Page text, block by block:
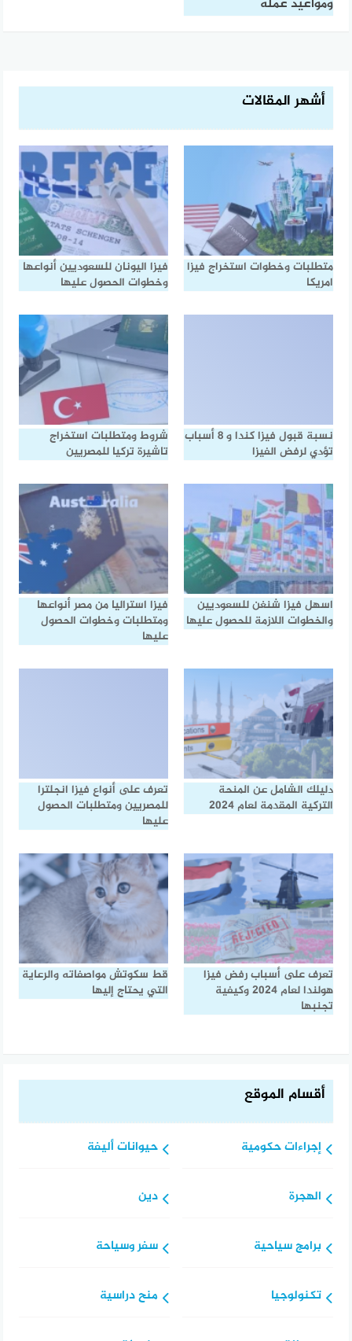
ومواعيد عمله
أشهر المقالات
متطلبات وخطوات استخراج فيزا
امريكا
فيزا اليونان للسعوديين أنواعها
وخطوات الحصول عليها
نسبة قبول فيزا كندا و 8 أسباب
تؤدي لرفض الفيزا
شروط ومتطلبات استخراج
تاشيرة تركيا للمصريين
اسهل فيزا شنغن للسعوديين
والخطوات اللازمة للحصول عليها
فيزا استراليا من مصر أنواعها
ومتطلبات وخطوات الحصول
عليها
دليلك الشامل عن المنحة
التركية المقدمة لعام 2024
تعرف على أنواع فيزا انجلترا
للمصريين ومتطلبات الحصول
عليها
تعرف على أسباب رفض فيزا
هولندا لعام 2024 وكيفية
تجنبها
قط سكوتش مواصفاته والرعاية
التي يحتاج إليها
أقسام الموقع
إجراءات حكومية
الهجرة
برامج سياحية
تكنولوجيا
حيوانات أليفة
دين
سفر وسياحة
منح دراسية